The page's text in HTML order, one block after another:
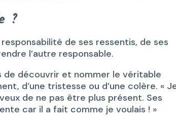
?
de ses ressentis, de ses
l’autre responsable.
découvrir et nommer le véritable
d’une tristesse ou d’une colère. «
de ne pas être plus présent. Ses
car il a fait comme je voulais ! »